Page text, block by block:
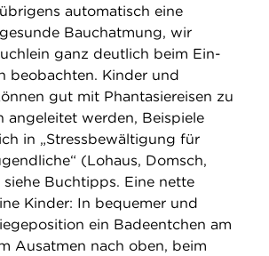
automatisch eine
Bauchatmung, wir
ganz deutlich beim Ein-
beobachten. Kinder und
gut mit Phantasiereisen zu
angeleitet werden, Beispiele
in „Stressbewältigung für
(Lohaus, Domsch,
Buchtipps. Eine nette
Kinder: In bequemer und
ein Badeentchen am
Ausatmen nach oben, beim